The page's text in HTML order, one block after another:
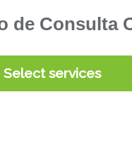
de Consulta